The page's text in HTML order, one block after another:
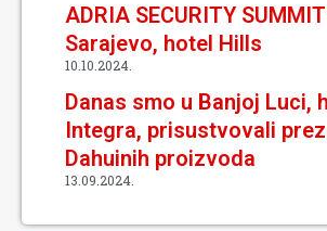
ADRIA SECURITY
Sarajevo, hotel Hills
10.10.2024.
Danas smo u Banjoj Luci,
Integra, prisustvovali
Dahuinih proizvoda
13.09.2024.